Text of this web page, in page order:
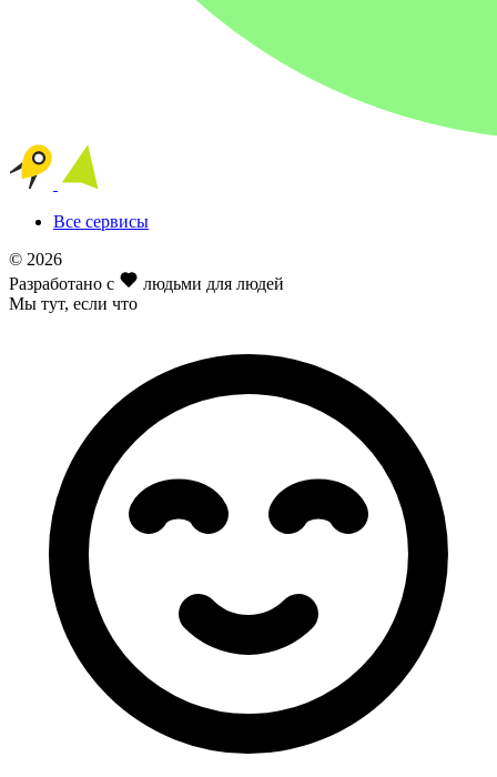
Все сервисы
© 2026
Разработано с
людьми для людей
Мы тут, если что